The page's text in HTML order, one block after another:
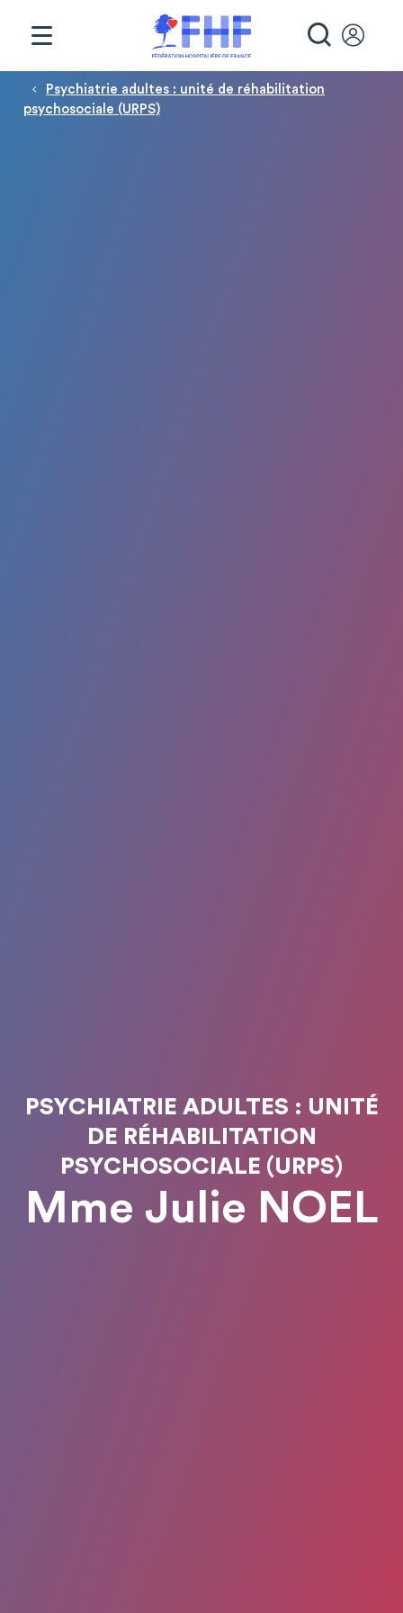
Fil d'Ariane
Psychiatrie adultes : unité de réhabilitation
psychosociale (URPS)
PSYCHIATRIE ADULTES : UNITÉ
DE RÉHABILITATION
PSYCHOSOCIALE (URPS)
Mme Julie NOEL
Panneau de gestion des cookies